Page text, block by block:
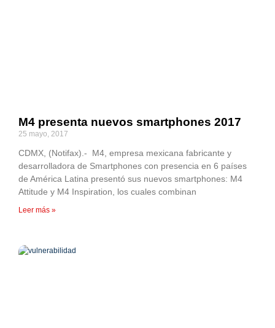
M4 presenta nuevos smartphones 2017
25 mayo, 2017
CDMX, (Notifax).- M4, empresa mexicana fabricante y
desarrolladora de Smartphones con presencia en 6 países
de América Latina presentó sus nuevos smartphones: M4
Attitude y M4 Inspiration, los cuales combinan
Leer más »